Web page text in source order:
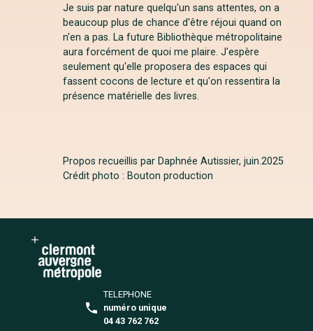
Je suis par nature quelqu'un sans attentes, on a
beaucoup plus de chance d'être réjoui quand on
n'en a pas. La future Bibliothèque métropolitaine
aura forcément de quoi me plaire. J'espère
seulement qu'elle proposera des espaces qui
fassent cocons de lecture et qu'on ressentira la
présence matérielle des livres.
Propos recueillis par Daphnée Autissier, juin.2025
Crédit photo : Bouton production
TELEPHONE
numéro unique
04 43 762 762